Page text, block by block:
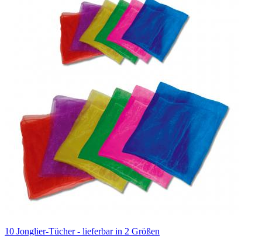
10 Jonglier-Tücher - lieferbar in 2 Größen